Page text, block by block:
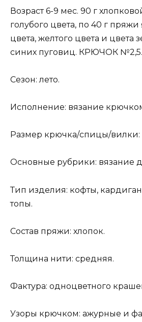
Возраст 6-9 мес. 90 г
голубого цвета, по 40 г
цвета, желтого цвета и цвета
синих пуговиц. КРЮЧОК №2,5.
Сезон: лето.
Исполнение: вязание
Размер крючка/спицы/вилки:
Основные рубрики: вязание
Тип изделия: кофты,
топы.
Состав пряжи: хлопок.
Толщина нити: средняя.
Фактура: одноцветного
Узоры крючком: ажурные и